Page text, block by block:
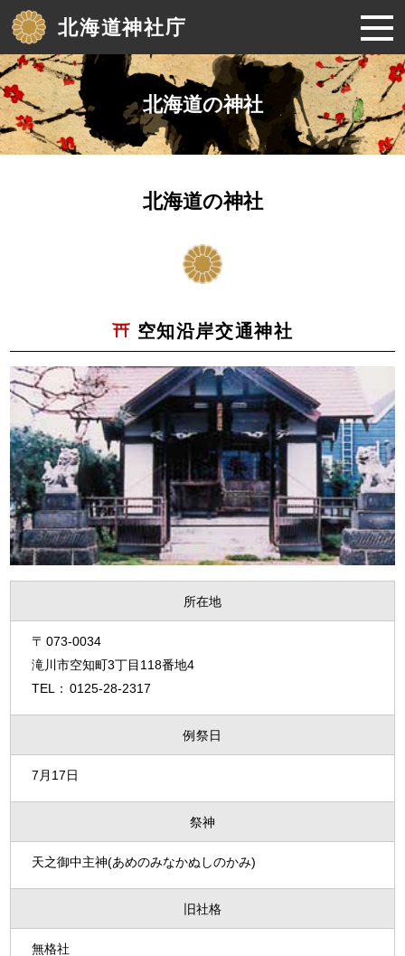
北海道神社庁
北海道の神社
北海道の神社
空知沿岸交通神社
所在地
073-0034
滝川市空知町3丁目118番地4
0125-28-2317
例祭日
7月17日
祭神
天之御中主神(あめのみなかぬしのかみ)
旧社格
無格社